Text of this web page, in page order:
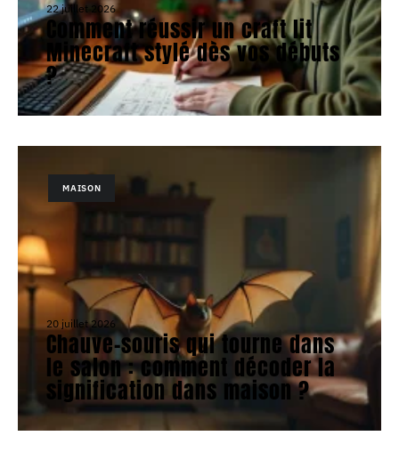
22 juillet 2026
Comment réussir un craft lit
Minecraft stylé dès vos débuts
?
MAISON
20 juillet 2026
Chauve-souris qui tourne dans
le salon : comment décoder la
signification dans maison ?